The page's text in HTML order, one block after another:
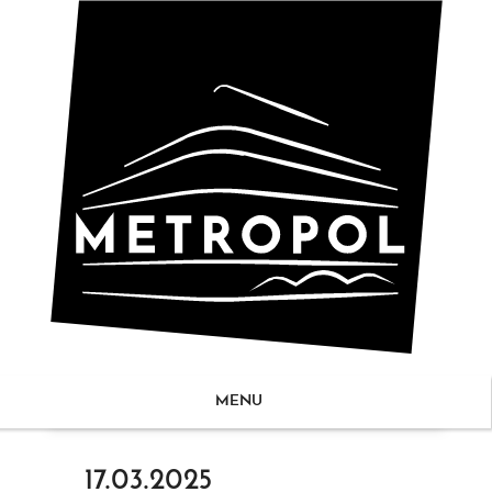
MENU
17.03.2025